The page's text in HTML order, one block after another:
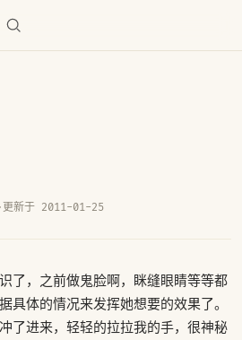
更新于 2011-01-25
了，之前做鬼脸啊，眯缝眼睛等等都
具体的情况来发挥她想要的效果了。
了进来，轻轻的拉拉我的手，很神秘